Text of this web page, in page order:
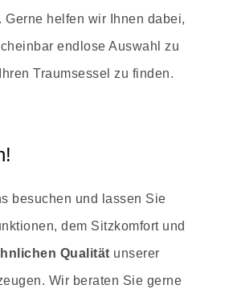
Gerne helfen wir Ihnen dabei,
endlose Auswahl zu
Traumsessel zu finden.
besuchen und lassen Sie
dem Sitzkomfort und
Qualität unserer
Wir beraten Sie gerne